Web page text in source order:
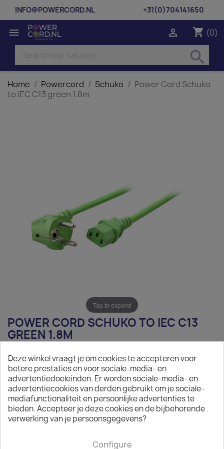
INFO@POWERCORD.NL +31(0)704141650
 shopping_cart (0)

search
Home Powercord Schuko
Power Cord Schuko
to IEC C13 green 1.8m
Tap to expand
POWER CORD SCHUKO TO IEC C13
GREEN 1.8M
€5.91
Tax excluded
Power Cord Schuko to IEC C13 green 1.8m
On request
The minimum purchase order quantity for the product is
Deze winkel vraagt je om cookies te accepteren voor
betere prestaties en voor sociale-media- en
advertentiedoeleinden. Er worden sociale-media- en
advertentiecookies van derden gebruikt om je sociale-
mediafunctionaliteit en persoonlijke advertenties te
bieden. Accepteer je deze cookies en de bijbehorende
verwerking van je persoonsgegevens?
Configure